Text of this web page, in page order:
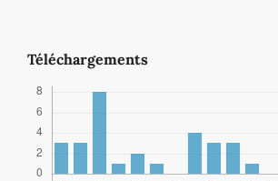
Téléchargements